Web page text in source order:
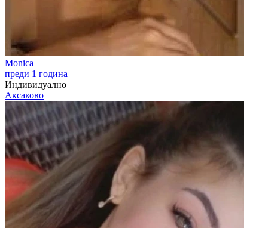
Monica
преди 1 година
Индивидуално
Аксаково